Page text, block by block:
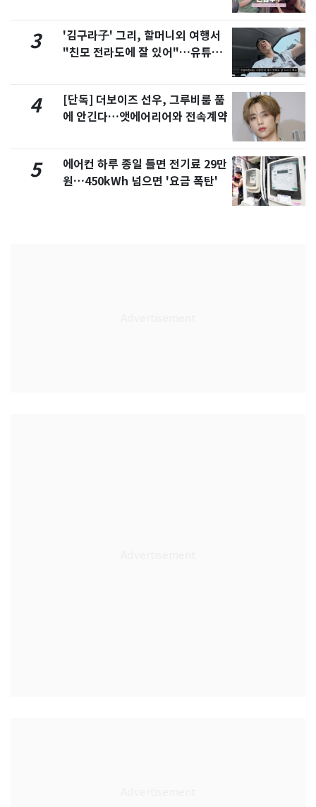
3
'김구라子' 그리, 할머니외 여행서
"친모 전라도에 잘 있어"…유튜브
4
[단독] 더보이즈 선우, 그루비룸 품
에 안긴다…앳에어리어와 전속계약
5
에어컨 하루 종일 틀면 전기료 29만
원…450kWh 넘으면 '요금 폭탄'